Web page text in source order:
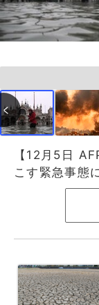
【12月5日
こす緊急事態